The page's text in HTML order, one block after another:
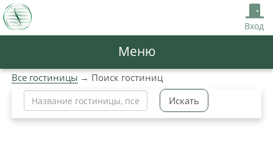
Вход
Меню
Все гостиницы
Поиск гостиниц
Искать